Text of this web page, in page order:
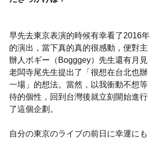
早先去東京表演的時候有幸看了2016年
的演出，當下真的真的很感動，便對主
辦人ボギー（Bogggey）先生還有月見
老闆寺尾先生提出了「很想在台北也辦
一場」的想法。當然，以我衝動不想等
待的個性，回到台灣後就立刻開始進行
了這個企劃。
自分の東京のライブの前日に幸運にも